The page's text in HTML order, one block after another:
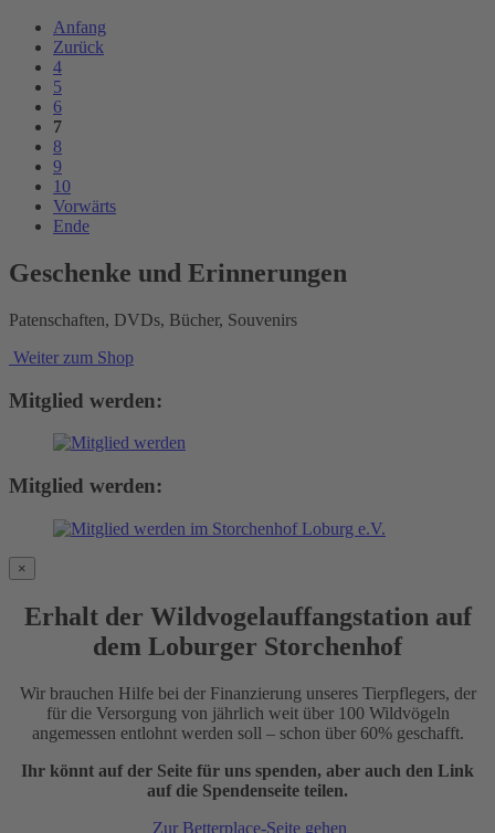
Anfang
Zurück
4
5
6
7
8
9
10
Vorwärts
Ende
Geschenke und Erinnerungen
Patenschaften, DVDs, Bücher, Souvenirs
Weiter zum Shop
Mitglied werden:
Mitglied werden:
×
Erhalt der Wildvogelauffangstation auf
dem Loburger Storchenhof
Wir brauchen Hilfe bei der Finanzierung unseres Tierpflegers, der
für die Versorgung von jährlich weit über 100 Wildvögeln
angemessen entlohnt werden soll – schon über 60% geschafft.
Ihr könnt auf der Seite für uns spenden, aber auch den Link
auf die Spendenseite teilen.
Zur Betterplace-Seite gehen